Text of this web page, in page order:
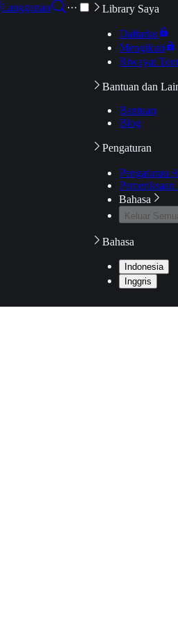
Langganan
··· Library Saya
Daftarku
Mengikuti
Riwayat
Bantuan dan
Bantuan
Blog
Pengaturan
Pengaturan
Pemeriksaan
Bahasa
Keluar
Bahasa
Indonesia
Inggris